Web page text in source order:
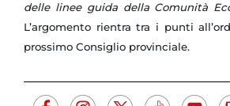
delle linee guida della Comunità
L’argomento rientra tra i punti
prossimo Consiglio provinciale.